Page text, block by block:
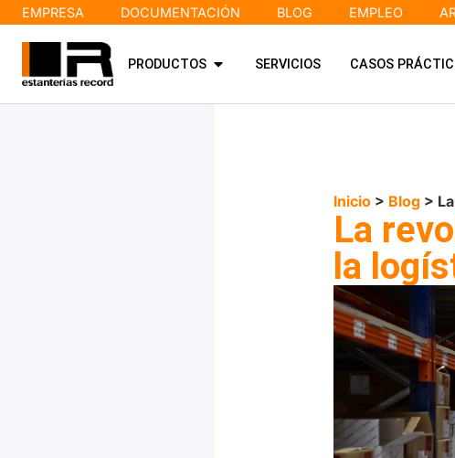
EMPRESA DOCUMENTACIÓN BLOG EMPLEO
PRODUCTOS SERVICIOS CASOS
Inicio > Blog >
La
la